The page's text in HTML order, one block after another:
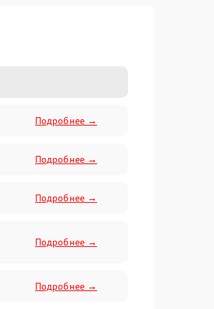
Подробнее →
Подробнее →
Подробнее →
Подробнее →
Подробнее →